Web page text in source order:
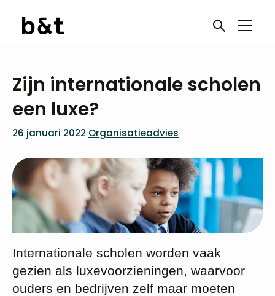
Zijn internationale scholen
een luxe?
26 januari 2022 Organisatieadvies
Internationale scholen worden vaak
gezien als luxevoorzieningen, waarvoor
ouders en bedrijven zelf maar moeten